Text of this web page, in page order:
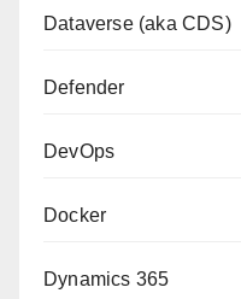
Dataverse (aka CDS)
Defender
DevOps
Docker
Dynamics 365